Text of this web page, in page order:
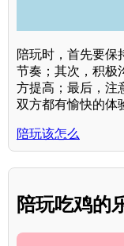
陪玩时，首先要保
节奏；其次，积极
方提高；最后，注
双方都有愉快的体
陪玩该怎么
陪玩吃鸡的